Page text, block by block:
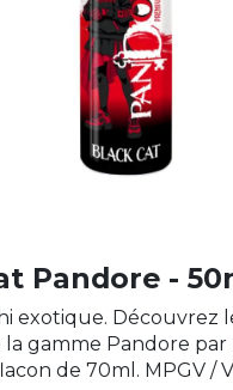
Pandore -
exotique. Découvrez
la gamme Pandore par
de 70ml. MPGV /